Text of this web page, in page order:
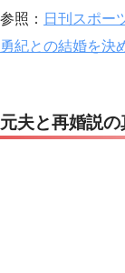
参照： 日刊スポー
勇紀との結婚を決
元夫と再婚説の